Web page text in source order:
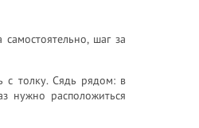
шаг за
с толку. Сядь рядом: в
нужно расположиться